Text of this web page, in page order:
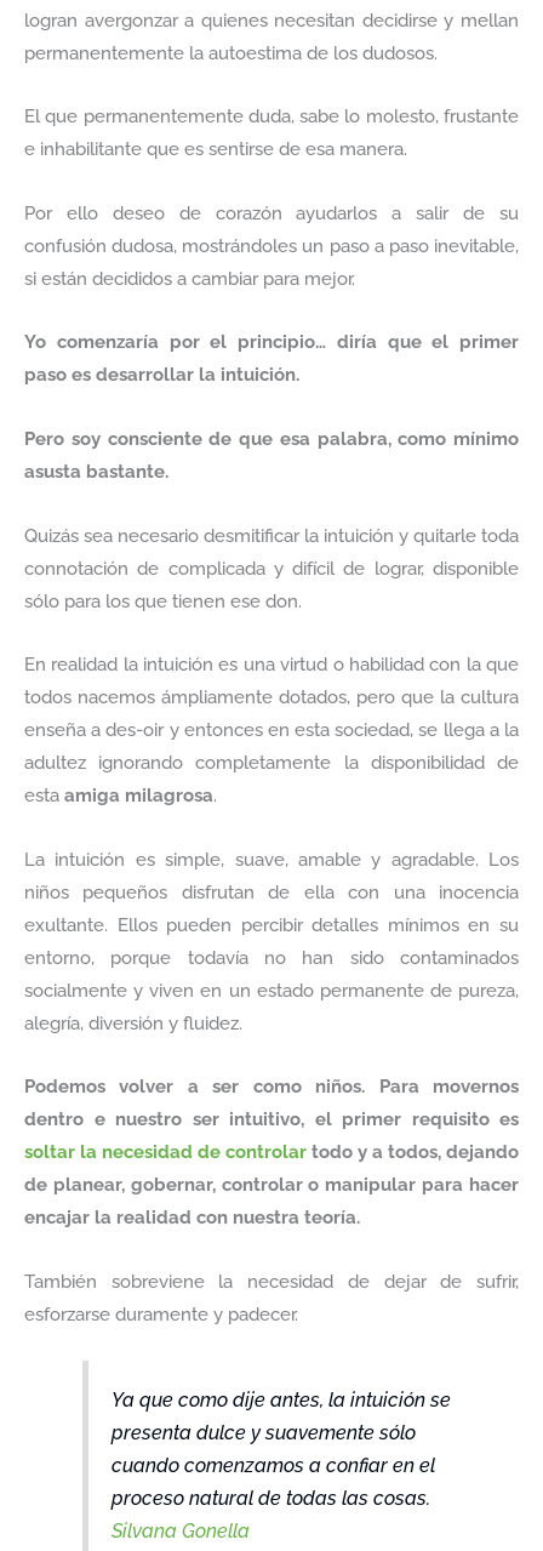
logran avergonzar a quienes necesitan decidirse y mellan
permanentemente la autoestima de los dudosos.
El que permanentemente duda, sabe lo molesto, frustante
e inhabilitante que es sentirse de esa manera.
Por ello deseo de corazón ayudarlos a salir de su
confusión dudosa, mostrándoles un paso a paso inevitable,
si están decididos a cambiar para mejor.
Yo comenzaría por el principio… diría que el primer
paso es desarrollar la intuición.
Pero soy consciente de que esa palabra, como mínimo
asusta bastante.
Quizás sea necesario desmitificar la intuición y quitarle toda
connotación de complicada y difícil de lograr, disponible
sólo para los que tienen ese don.
En realidad la intuición es una virtud o habilidad con la que
todos nacemos ámpliamente dotados, pero que la cultura
enseña a des-oir y entonces en esta sociedad, se llega a la
adultez ignorando completamente la disponibilidad de
esta amiga milagrosa.
La intuición es simple, suave, amable y agradable. Los
niños pequeños disfrutan de ella con una inocencia
exultante. Ellos pueden percibir detalles mínimos en su
entorno, porque todavía no han sido contaminados
socialmente y viven en un estado permanente de pureza,
alegría, diversión y fluidez.
Podemos volver a ser como niños. Para movernos
dentro e nuestro ser intuitivo, el primer requisito es
soltar la necesidad de controlar todo y a todos, dejando
de planear, gobernar, controlar o manipular para hacer
encajar la realidad con nuestra teoría.
También sobreviene la necesidad de dejar de sufrir,
esforzarse duramente y padecer.
Ya que como dije antes, la intuición se
presenta dulce y suavemente sólo
cuando comenzamos a confiar en el
proceso natural de todas las cosas.
Silvana Gonella